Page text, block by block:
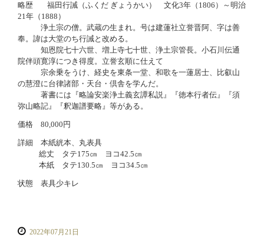
略歴
福田行誡（ふくだ ぎょうかい） 文化3年（1806）～明治
21年（1888）
浄土宗の僧。武蔵の生まれ。号は建蓮社立誉晋阿、字は善
奉。諱は大堂のち行誡と改める。
知恩院七十六世、増上寺七十世、浄土宗管長。小石川伝通
院伴頭寛淳につき得度。立誉玄順に仕えて
宗余乗をうけ、経史を東条一堂、和歌を一蓮居士、比叡山
の慧澄に台律諸部・天台・倶舎を学んだ。
著書には『略論安楽浄土義玄譚私説』『徳本行者伝』『須
弥山略記』『釈迦譜要略』等がある。
価格 80,000円
詳細 本紙絖本、丸表具
総丈 タテ175㎝ ヨコ42.5㎝
本紙 タテ130.5㎝ ヨコ34.5㎝
状態 表具少キレ
2022年07月21日